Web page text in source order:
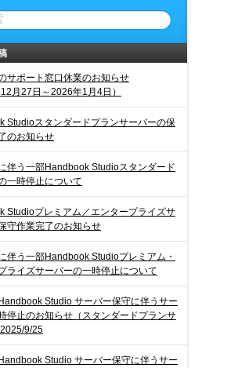
サポート窓口休業のお知らせ
12月27日～2026年1月4日）
Studioスタンダードプランサーバーの保
のお知らせ
伴う一部Handbook Studioスタンダード
一時停止について
Studioプレミアム／エンタープライズサ
守作業完了のお知らせ
伴う一部Handbook Studioプレミアム・
ライズサーバーの一時停止について
Handbook Studio サーバー保守に伴うサー
停止のお知らせ（スタンダードプランサ
9/25
Handbook Studio サーバー保守に伴うサー